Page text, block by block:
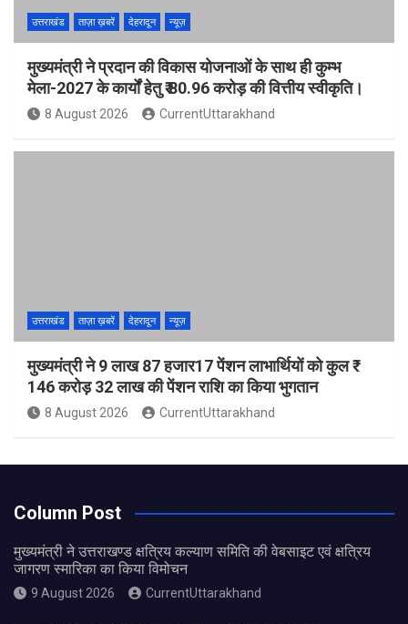
उत्तराखंड ताज़ा ख़बरें देहरादून न्यूज़
मुख्यमंत्री ने प्रदान की विकास योजनाओं के साथ ही कुम्भ
मेला-2027 के कार्यों हेतु ₹ 80.96 करोड़ की वित्तीय स्वीकृति।
8 August 2026 CurrentUttarakhand
उत्तराखंड ताज़ा ख़बरें देहरादून न्यूज़
मुख्यमंत्री ने 9 लाख 87 हजार17 पेंशन लाभार्थियों को कुल ₹
146 करोड़ 32 लाख की पेंशन राशि का किया भुगतान
8 August 2026 CurrentUttarakhand
Column Post
मुख्यमंत्री ने उत्तराखण्ड क्षत्रिय कल्याण समिति की वेबसाइट एवं क्षत्रिय
जागरण स्मारिका का किया विमोचन
9 August 2026 CurrentUttarakhand